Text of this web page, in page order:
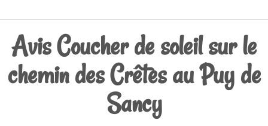
Avis Coucher de soleil sur le
chemin des Crêtes au Puy de
Sancy